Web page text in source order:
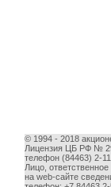
© 1994 - 2018
Лицензия ЦБ РФ №
телефон (84463) 2-
Лицо,
на web-сайте